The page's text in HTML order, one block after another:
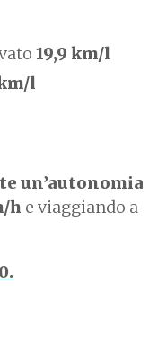
19,9 km/l
l
un’autonomia
h e viaggiando a